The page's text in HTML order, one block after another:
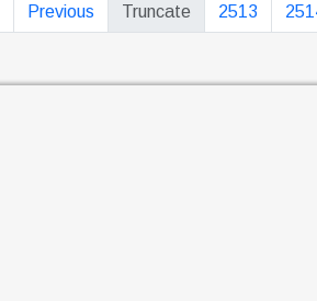
Previous Truncate 2513